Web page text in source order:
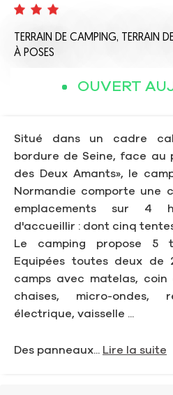
TERRAIN DE CAMPING,
TERRAIN
À POSES
OUVERT
Situé dans un cadre
bordure de Seine, face au
des Deux Amants», le
Normandie comporte une
emplacements sur 4
d'accueillir : dont cinq
Le camping propose 5
Equipées toutes deux de
camps avec matelas,
chaises, micro-ondes,
électrique, vaisselle ...
Des panneaux... Lire la suite